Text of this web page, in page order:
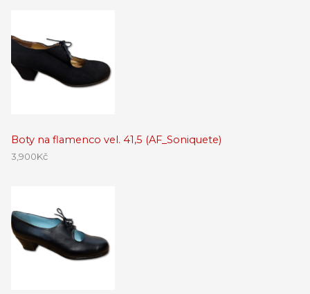
Boty na flamenco vel. 41,5 (AF_Soniquete)
3,900Kč